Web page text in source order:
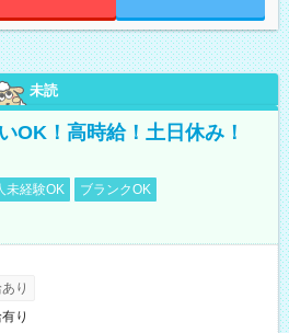
未読
OK！高時給！土日休み！
未経験OK
ブランクOK
り
り